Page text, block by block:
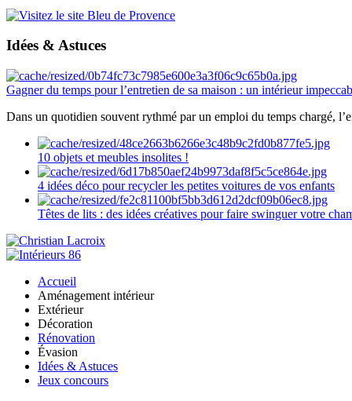
Idées & Astuces
Gagner du temps pour l’entretien de sa maison : un intérieur
Dans un quotidien souvent rythmé par un emploi du temps chargé,
10 objets et meubles insolites !
4 idées déco pour recycler les petites voitures de vos enfants
Têtes de lits : des idées créatives pour faire swinguer votre
Accueil
Aménagement intérieur
Extérieur
Décoration
Rénovation
Évasion
Idées & Astuces
Jeux concours